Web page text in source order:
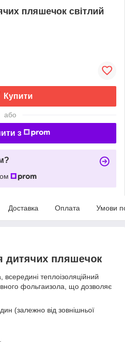
пляшечок світлий
Купити
або
з
Доставка Оплата Умови
дитячих пляшечок
теплоізоляційний
фольгаизола, що дозволяє
(залежно від зовнішньої